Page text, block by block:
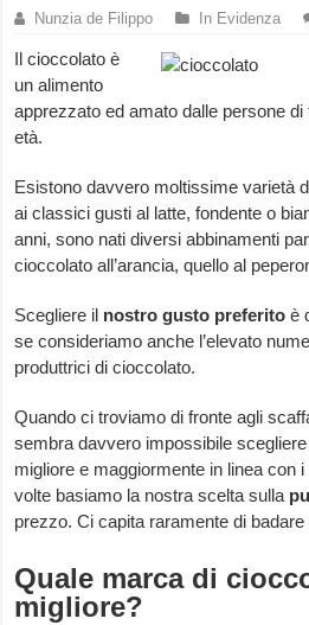
Nunzia de Filippo In Evidenza
Il cioccolato è
un alimento
apprezzato ed amato dalle persone
età.
Esistono davvero moltissime varietà
ai classici gusti al latte, fondente o
anni, sono nati diversi abbinamenti
cioccolato all’arancia, quello al
Scegliere il nostro gusto preferito è
se consideriamo anche l’elevato
produttrici di cioccolato.
Quando ci troviamo di fronte agli
sembra davvero impossibile
migliore e maggiormente in linea con
volte basiamo la nostra scelta sulla
prezzo. Ci capita raramente di badare
Quale marca di
migliore?